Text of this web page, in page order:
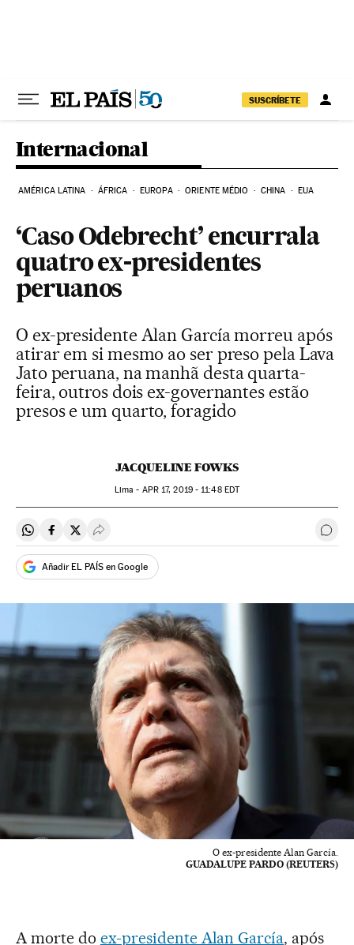
SUSCRÍBETE
Internacional
AMÉRICA LATINA ÁFRICA EUROPA ORIENTE MÉDIO CHINA EUA
‘Caso Odebrecht’ encurrala
quatro ex-presidentes
peruanos
O ex-presidente Alan García morreu após
atirar em si mesmo ao ser preso pela Lava
Jato peruana, na manhã desta quarta-
feira, outros dois ex-governantes estão
presos e um quarto, foragido
JACQUELINE FOWKS
Lima - APR17, 2019 - 11:48EDT
Compartir en Whatsapp
Compartir en Facebook
Compartir en Twitter
Desplegar Redes Sociales
Añadir EL PAÍS en Google
O ex-presidente Alan García.
GUADALUPE PARDO (REUTERS)
A morte do ex-presidente Alan García, após